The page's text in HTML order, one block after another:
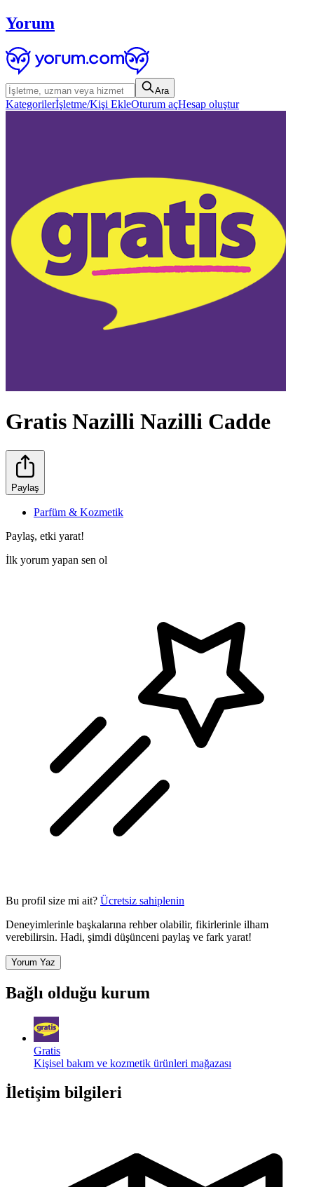
Yorum
Ara
Kategorilerİşletme/Kişi EkleOturum açHesap oluştur
Gratis Nazilli Nazilli Cadde
Paylaş
Parfüm & Kozmetik
Paylaş, etki yarat!
İlk yorum yapan sen ol
Bu profil size mi ait? Ücretsiz sahiplenin
Deneyimlerinle başkalarına rehber olabilir, fikirlerinle ilham
verebilirsin. Hadi, şimdi düşünceni paylaş ve fark yarat!
Yorum Yaz
Bağlı olduğu kurum
Gratis
Kişisel bakım ve kozmetik ürünleri mağazası
İletişim bilgileri